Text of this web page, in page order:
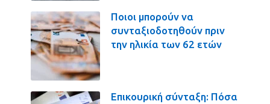
Ποιοι μπορούν να
συνταξιοδοτηθούν πριν
την ηλικία των 62 ετών
Επικουρική σύνταξη: Πόσα